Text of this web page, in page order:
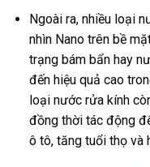
Ngoài ra, nhiều loại
nhìn Nano trên bề
trạng bám bẩn hay
đến hiệu quả cao
loại nước rửa kính
đồng thời tác động
ô tô, tăng tuổi thọ và